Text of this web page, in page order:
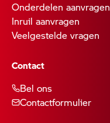
Onderdelen aanvragen
Inruil aanvragen
Veelgestelde vragen
Contact
Bel ons
Contactformulier